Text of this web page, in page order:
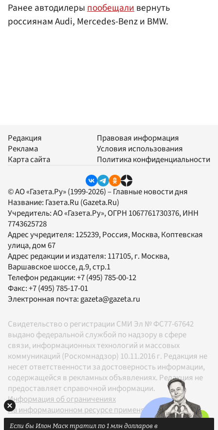
Ранее автодилерыпообещаливернуть
россиянам Audi, Mercedes-Benz и BMW.
Редакция
Реклама
Карта сайта
Правовая информация
Условия использования
Политика конфиденциальности
© АО «Газета.Ру» (1999-2026) – Главные новости дня
Название: Газета.Ru (Gazeta.Ru)
Учредитель:АО «Газета.Ру», ОГРН 1067761730376, ИНН
7743625728
Адрес учредителя: 125239, Россия, Москва, Коптевская
улица, дом 67
Адрес редакции и издателя: 117105, г. Москва,
Варшавское шоссе, д.9, стр.1
Телефон редакции:+7 (495) 785-00-12
Факс:+7 (495) 785-17-01
Электронная почта:gazeta@gazeta.ru
Свидетельство о регистрации СМИ Эл № ФС77-67642
выдано федеральной службой по надзору в сфере
связи, информационных технологий и массовых
коммуникаций (Роскомнадзор) 10.11.2016 г. Редакция не
несет ответственности за достоверность информации,
содержащейся в рекламных объявлениях. Редакция не
предоставляет справочной информации.
Информация об ограничениях
На информационном ресурсе применяются
рекомендательные технологии в соответствии с
Если бы Илон Маск тратил по 1 млн долларов в